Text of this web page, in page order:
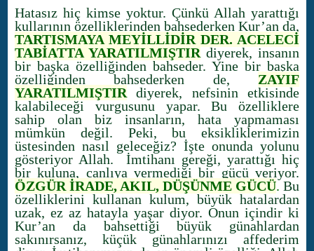
Hatasız hiç kimse yoktur. Çünkü Allah yarattığı
kullarının özelliklerinden bahsederken Kur’an da,
TARTIŞMAYA MEYİLLİDİR DER. ACELECİ
TABİATTA YARATILMIŞTIR diyerek, insanın
bir başka özelliğinden bahseder. Yine bir başka
özelliğinden bahsederken de, ZAYIF
YARATILMIŞTIR diyerek, nefsinin etkisinde
kalabileceği vurgusunu yapar. Bu özelliklere
sahip olan biz insanların, hata yapmaması
mümkün değil. Peki, bu eksikliklerimizin
üstesinden nasıl geleceğiz? İşte onunda yolunu
gösteriyor Allah.
İmtihanı gereği, yarattığı hiç
bir kuluna, canlıya vermediği bir gücü veriyor.
ÖZGÜR İRADE, AKIL, DÜŞÜNME GÜCÜ. Bu
özelliklerini kullanan kulum, büyük hatalardan
uzak, ez az hatayla yaşar diyor. Onun içindir ki
Kur’an da bahsettiği büyük günahlardan
sakınırsanız, küçük günahlarınızı affederim